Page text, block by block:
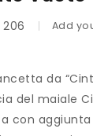
206 Add
da
del maiale
con